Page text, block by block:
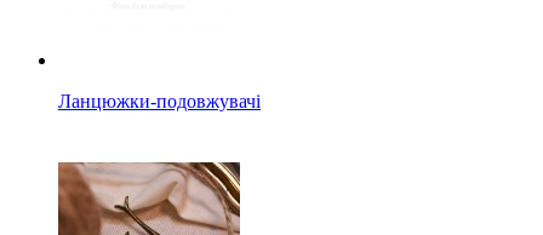
Ланцюжки-подовжувачі